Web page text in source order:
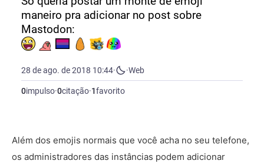
Além dos emojis normais que você acha no seu telefone,
os administradores das instâncias podem adicionar